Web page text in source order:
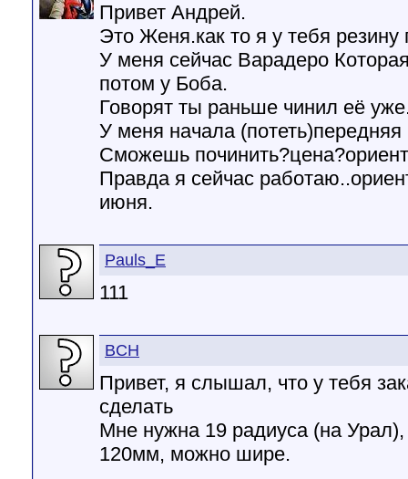
Привет Андрей.
Это Женя.как то я у тебя резину
У меня сейчас Варадеро
потом у Боба.
Говорят ты раньше чинил её
У меня начала (потеть)передняя
Сможешь
Правда я сейчас
июня.
Pauls_E
111
BCH
Привет, я слышал, что у тебя
сделать
Мне нужна 19 радиуса (на
120мм, можно шире.